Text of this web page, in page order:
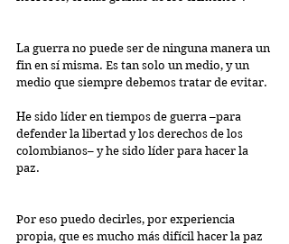
La guerra no puede ser de ninguna manera un
fin en sí misma. Es tan solo un medio, y un
medio que siempre debemos tratar de evitar.
He sido líder en tiempos de guerra –para
defender la libertad y los derechos de los
colombianos– y he sido líder para hacer la
paz.
Por eso puedo decirles, por experiencia
propia, que es mucho más difícil hacer la paz